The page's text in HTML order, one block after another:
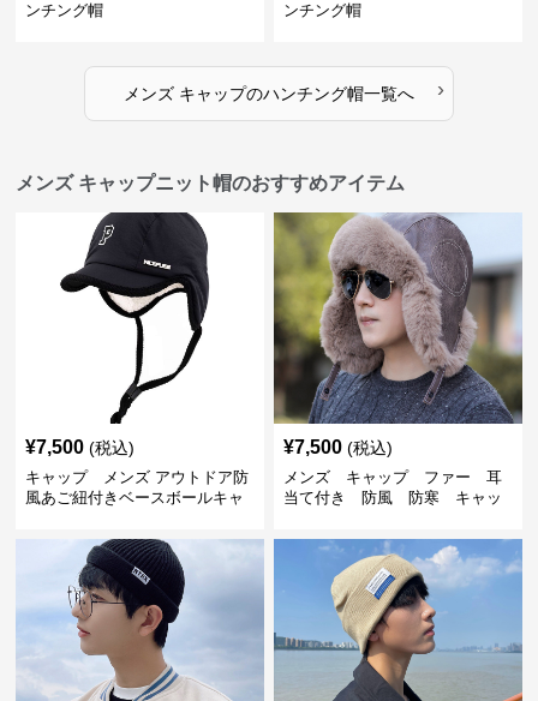
ンチング帽
ンチング帽
メンズ キャップのハンチング帽一覧へ ›
メンズ キャップニット帽のおすすめアイテム
¥7,500 (税込)
キャップ メンズ アウトドア防
風あご紐付きベースボールキャ
¥7,500 (税込)
メンズ キャップ ファー 耳
当て付き 防風 防寒 キャッ